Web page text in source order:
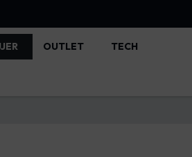
OUTLET TECH